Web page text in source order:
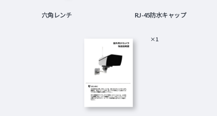
六角レンチ RJ-45防水キャップ
×1